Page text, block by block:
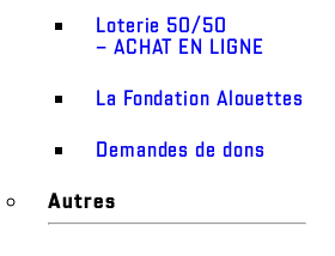
Loterie 50/50
– ACHAT EN LIGNE
La Fondation Alouettes
Demandes de dons
Autres